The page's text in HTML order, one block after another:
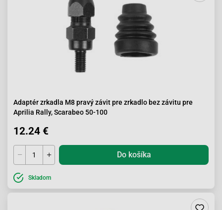
Adaptér zrkadla M8 pravý závit pre zrkadlo bez závitu pre
Aprilia Rally, Scarabeo 50-100
12.24 €
Do košíka
Skladom